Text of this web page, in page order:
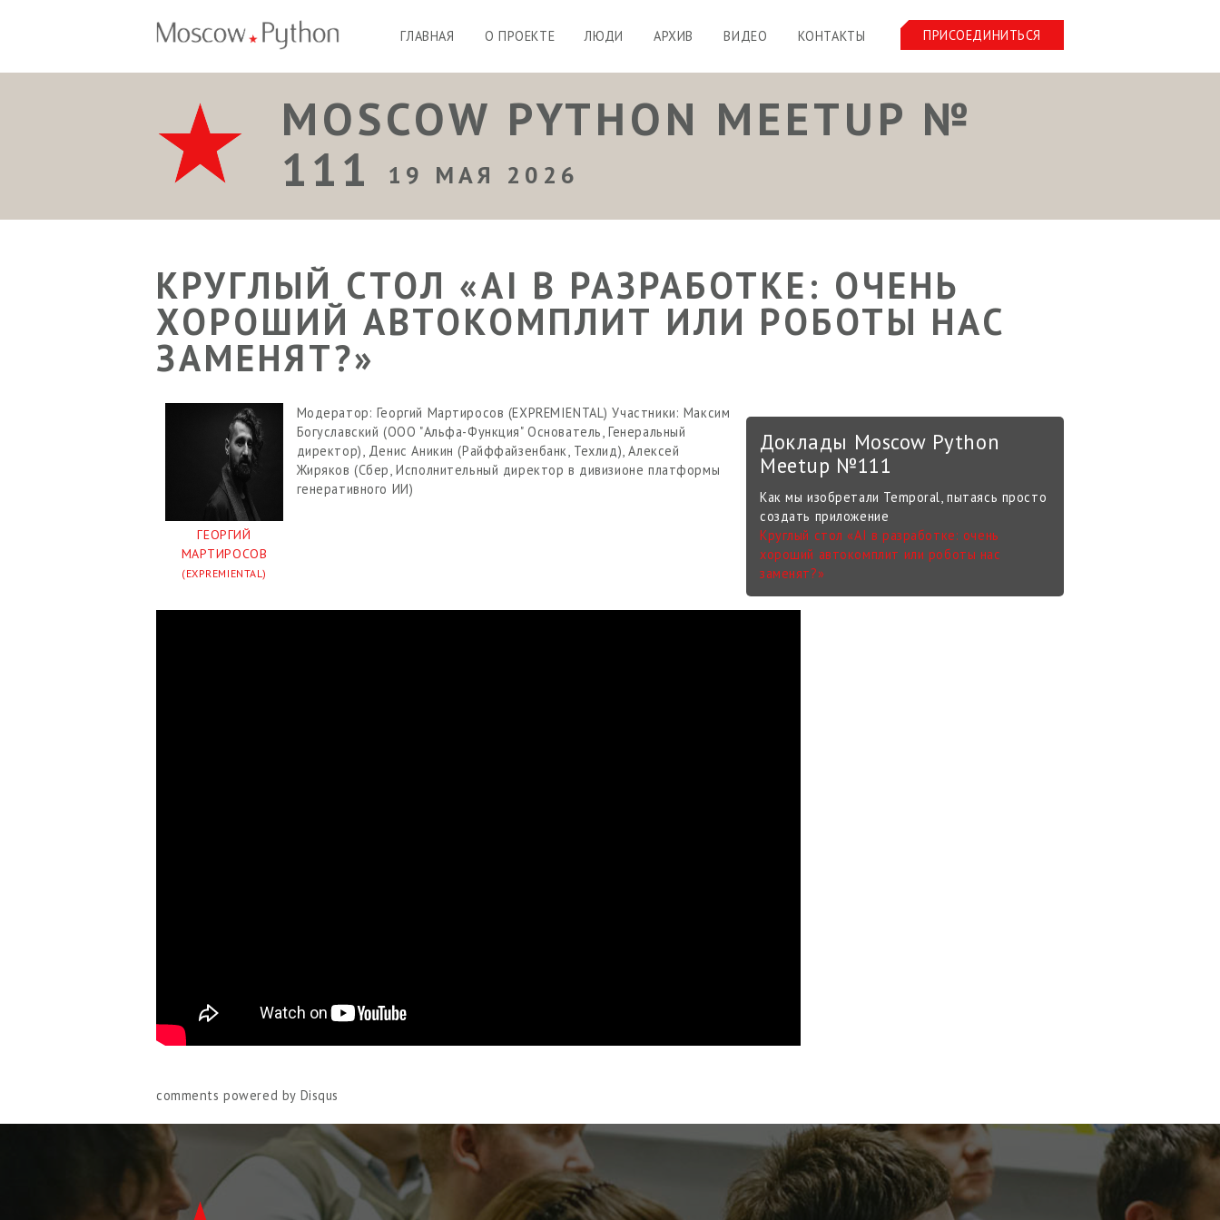
ПРИСОЕДИНИТЬСЯ
ГЛАВНАЯ О ПРОЕКТЕ ЛЮДИ АРХИВ ВИДЕО КОНТАКТЫ
MOSCOW PYTHON MEETUP №
111
19 МАЯ 2026
КРУГЛЫЙ СТОЛ «AI В РАЗРАБОТКЕ: ОЧЕНЬ
ХОРОШИЙ АВТОКОМПЛИТ ИЛИ РОБОТЫ НАС
ЗАМЕНЯТ?»
Доклады Moscow Python
Meetup №111
Как мы изобретали Temporal, пытаясь просто
создать приложение
Круглый стол «AI в разработке: очень
хороший автокомплит или роботы нас
заменят?»
ГЕОРГИЙ
МАРТИРОСОВ
(EXPREMIENTAL)
Модератор: Георгий Мартиросов (EXPREMIENTAL) Участники: Максим
Богуславский (ООО "Альфа-Функция" Основатель, Генеральный
директор), Денис Аникин (Райффайзенбанк, Техлид), Алексей
Жиряков (Сбер, Исполнительный директор в дивизионе платформы
генеративного ИИ)
comments powered by Disqus